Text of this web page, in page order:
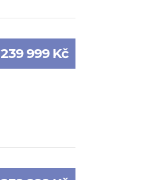
239 999 Kč